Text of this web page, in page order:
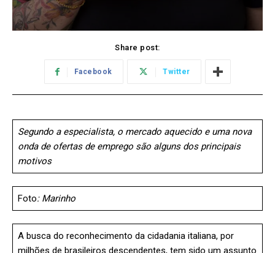
Share post:
Facebook Twitter
Segundo a especialista, o mercado aquecido e uma nova
onda de ofertas de emprego são alguns dos principais
motivos
Foto: Marinho
A busca do reconhecimento da cidadania italiana, por
milhões de brasileiros descendentes, tem sido um assunto